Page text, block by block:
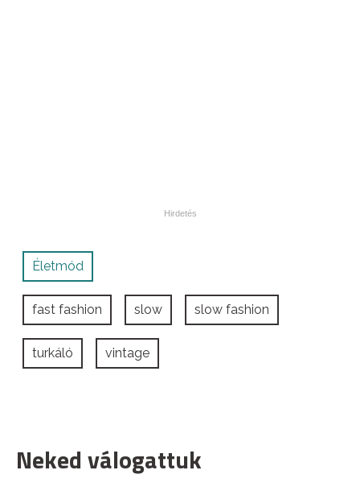
Életmód
fast fashion slow slow fashion
turkáló vintage
Neked válogattuk